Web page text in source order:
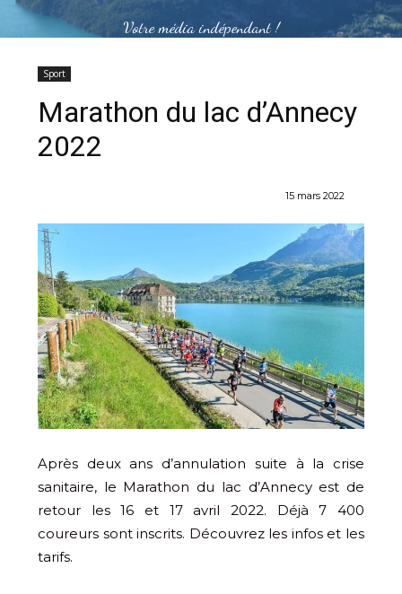
Votre média indépendant !
Sport
Marathon du lac d’Annecy
2022
15 mars 2022
Après deux ans d’annulation suite à la crise
sanitaire, le Marathon du lac d’Annecy est de
retour les 16 et 17 avril 2022. Déjà 7 400
coureurs sont inscrits. Découvrez les infos et les
tarifs.